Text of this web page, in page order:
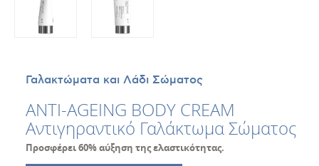
Γαλακτώματα και Λάδι Σώματος
ANTI-AGEING BODY CREAM
Αντιγηραντικό Γαλάκτωμα Σώματος
Προσφέρει 60% αύξηση της ελαστικότητας.